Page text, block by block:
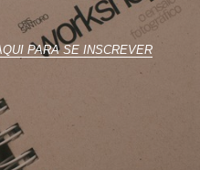
PARA SE INSCREVER